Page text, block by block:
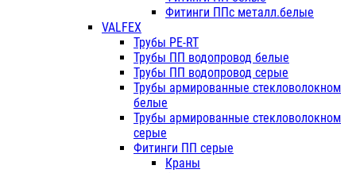
Фитинги ППс металл.белые
VALFEX
Трубы PE-RT
Трубы ПП водопровод белые
Трубы ПП водопровод серые
Трубы армированные стекловолокном
белые
Трубы армированные стекловолокном
серые
Фитинги ПП серые
Краны